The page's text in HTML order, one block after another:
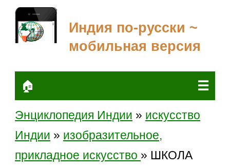
Индия по-русски ~
мобильная версия
🏠 ☰
Энциклопедия Индии » искусство
Индии » изобразительное,
прикладное искусство » ШКОЛА